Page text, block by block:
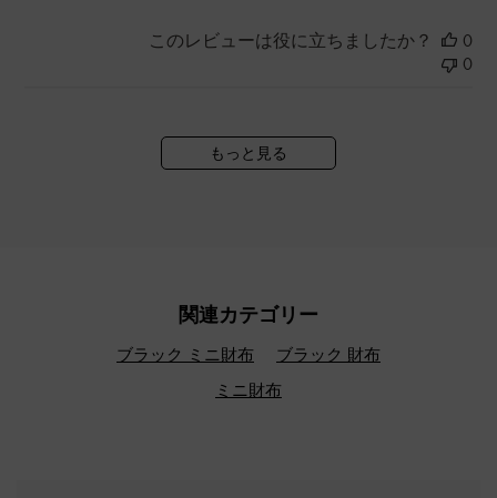
このレビューは役に立ちましたか？
0
0
もっと見る
関連カテゴリー
ブラック ミニ財布
ブラック 財布
ミニ財布